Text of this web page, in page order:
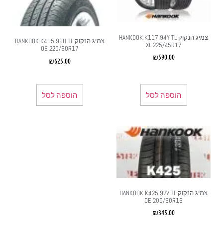
צמיג הנקוק HANKOOK K117 94Y TL
XL 225/45R17
₪590.00
הוספה לסל
צמיג הנקוק HANKOOK K415 99H TL
OE 225/60R17
₪625.00
הוספה לסל
צמיג הנקוק HANKOOK K425 92V TL
OE 205/60R16
₪345.00